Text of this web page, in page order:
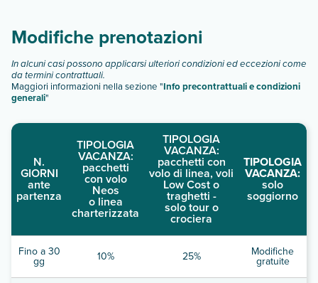
Modifiche prenotazioni
In alcuni casi possono applicarsi ulteriori condizioni ed eccezioni come
da termini contrattuali.
Maggiori informazioni nella sezione "Info precontrattuali e condizioni
generali"
N.
GIORNI
ante
partenza
TIPOLOGIA
VACANZA:
pacchetti
con volo
Neos
o linea
charterizzata
TIPOLOGIA
VACANZA:
pacchetti con
volo di linea, voli
Low Cost o
traghetti -
solo tour o
crociera
TIPOLOGIA
VACANZA:
solo
soggiorno
Fino a 30
gg 10% 25% Modifiche
gratuite